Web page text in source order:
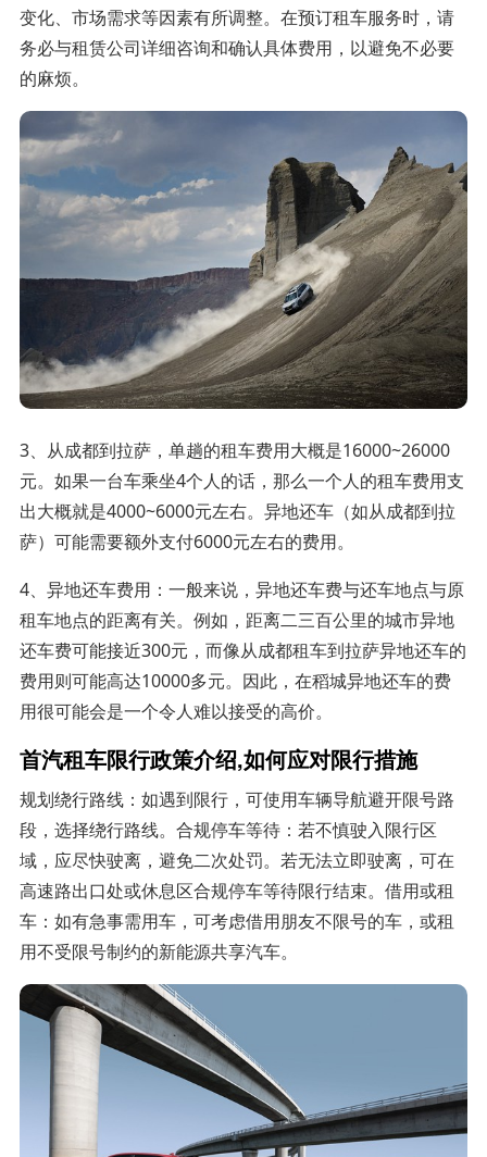
变化、市场需求等因素有所调整。在预订租车服务时，请
务必与租赁公司详细咨询和确认具体费用，以避免不必要
的麻烦。
3、从成都到拉萨，单趟的租车费用大概是16000~26000
元。如果一台车乘坐4个人的话，那么一个人的租车费用支
出大概就是4000~6000元左右。异地还车（如从成都到拉
萨）可能需要额外支付6000元左右的费用。
4、异地还车费用：一般来说，异地还车费与还车地点与原
租车地点的距离有关。例如，距离二三百公里的城市异地
还车费可能接近300元，而像从成都租车到拉萨异地还车的
费用则可能高达10000多元。因此，在稻城异地还车的费
用很可能会是一个令人难以接受的高价。
首汽租车限行政策介绍,如何应对限行措施
规划绕行路线：如遇到限行，可使用车辆导航避开限号路
段，选择绕行路线。合规停车等待：若不慎驶入限行区
域，应尽快驶离，避免二次处罚。若无法立即驶离，可在
高速路出口处或休息区合规停车等待限行结束。借用或租
车：如有急事需用车，可考虑借用朋友不限号的车，或租
用不受限号制约的新能源共享汽车。